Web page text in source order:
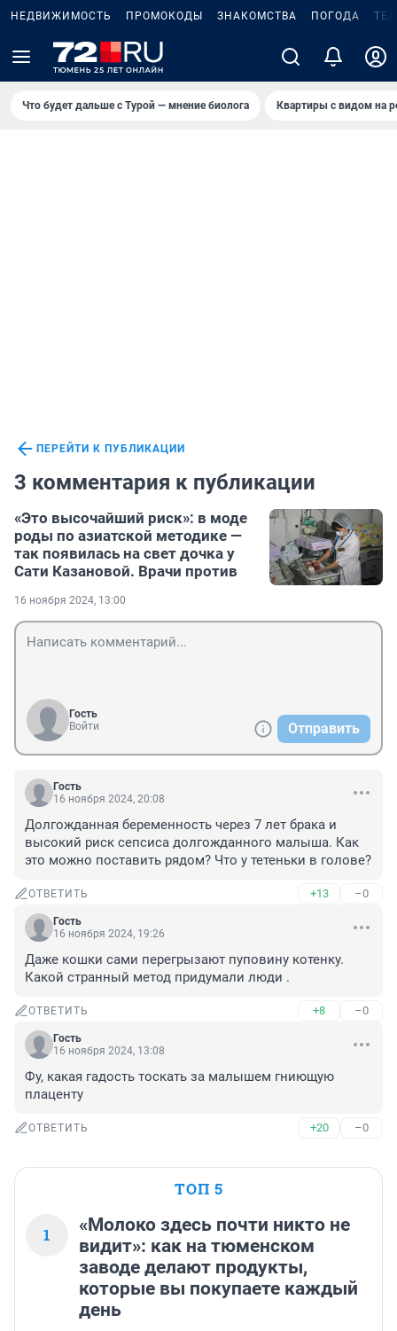
НЕДВИЖИМОСТЬ ПРОМОКОДЫ ЗНАКОМСТВА ПОГОДА
Что будет дальше с Турой — мнение биолога Квартиры с видом на
ПЕРЕЙТИ К ПУБЛИКАЦИИ
3 комментария к публикации
«Это высочайший риск»: в моде
роды по азиатской методике —
так появилась на свет дочка у
Сати Казановой. Врачи против
16 ноября 2024, 13:00
Гость
Войти
Отправить
Гость
16 ноября 2024, 20:08
Долгожданная беременность через 7 лет брака и
высокий риск сепсиса долгожданного малыша. Как
это можно поставить рядом? Что у тетеньки в голове?
ОТВЕТИТЬ +13 –0
Гость
16 ноября 2024, 19:26
Даже кошки сами перегрызают пуповину котенку.
Какой странный метод придумали люди .
ОТВЕТИТЬ +8 –0
Гость
16 ноября 2024, 13:08
Фу, какая гадость тоскать за малышем гниющую
плаценту
ОТВЕТИТЬ +20 –0
ТОП 5
1
«Молоко здесь почти никто не
видит»: как на тюменском
заводе делают продукты,
которые вы покупаете каждый
день